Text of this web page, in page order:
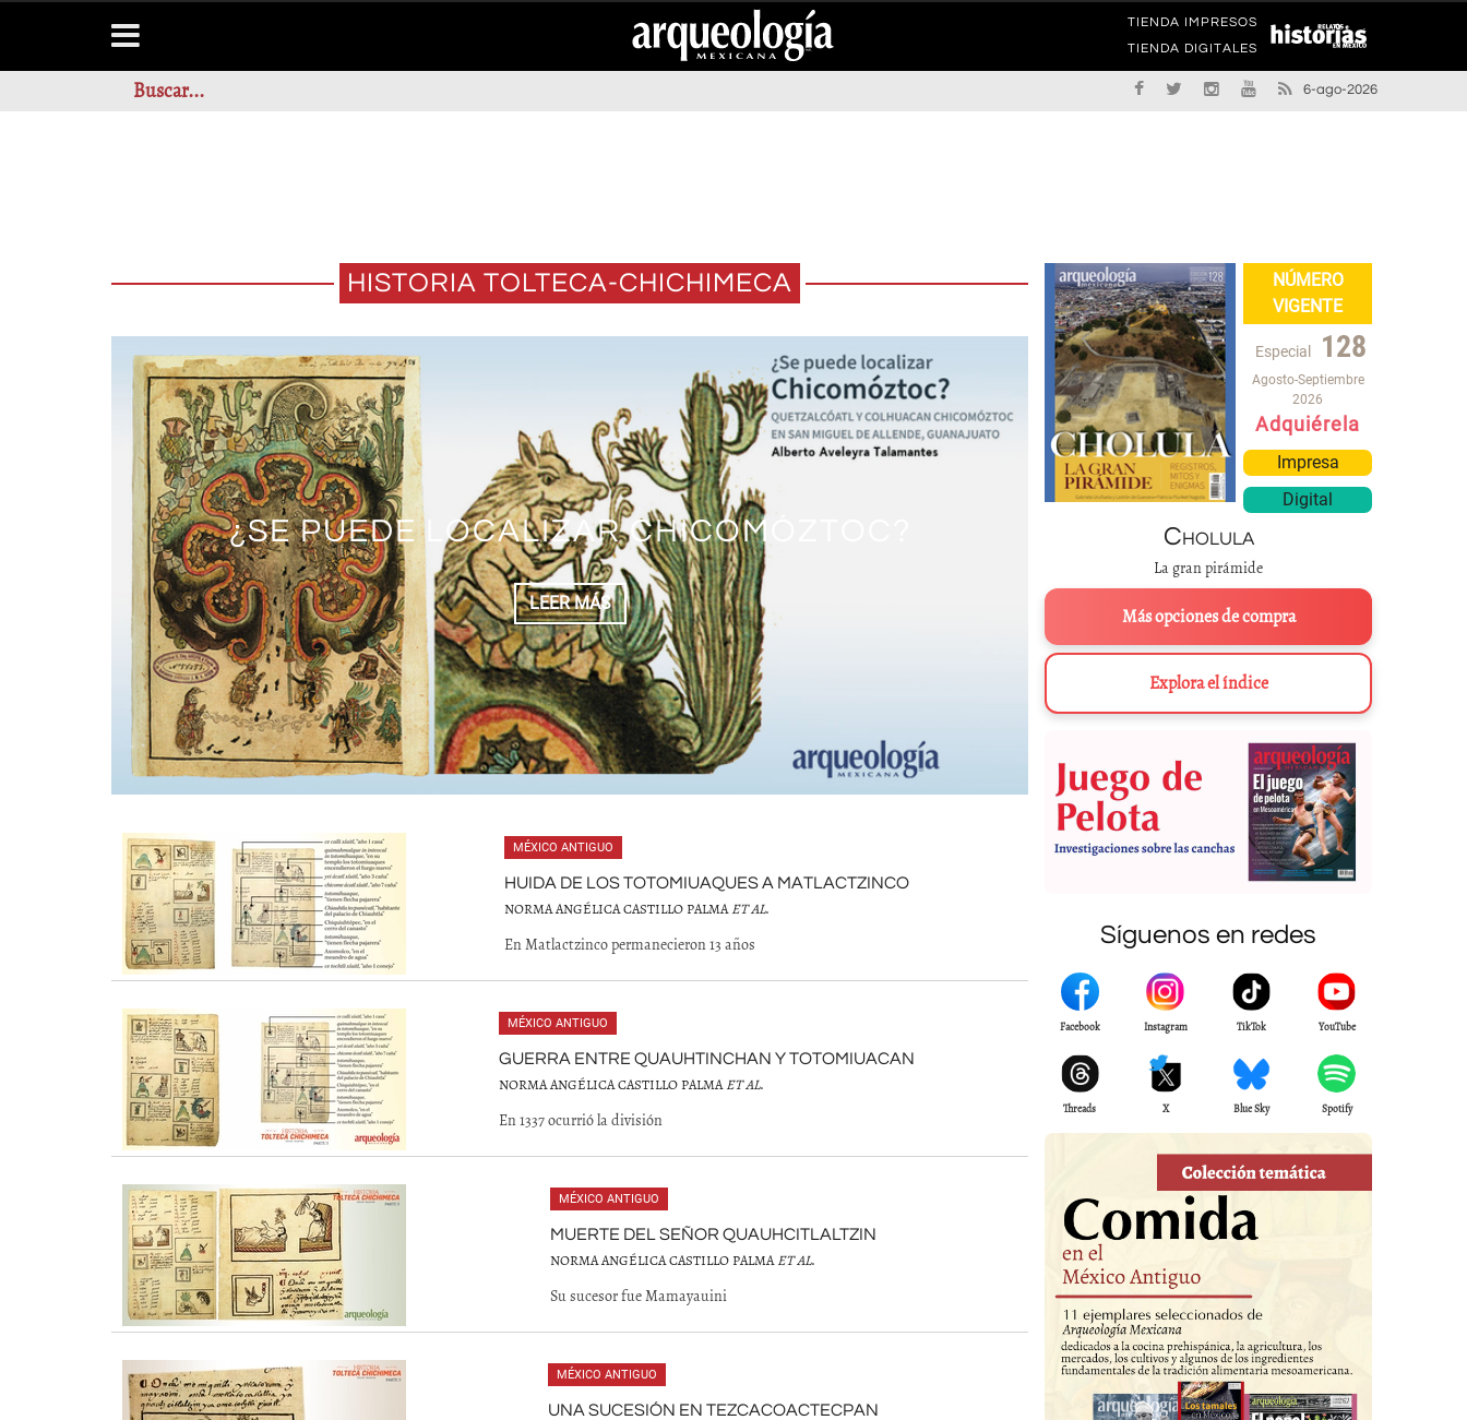
TIENDA IMPRESOS
TIENDA DIGITALES
6-ago-2026
HISTORIA TOLTECA-CHICHIMECA
¿SE PUEDE LOCALIZAR CHICOMÓZTOC?
LEER MÁS
AXAYÁCATL, CONQUISTADOR DE TEPEACA
LEER MÁS
UNA BODA DE LA REALEZA
LEER MÁS
TLATELOLCO CONQUISTA A QUAUHTINCHAN
LEER MÁS
UNA SUCESIÓN EN LA CASA SEÑORIAL DE
MOQUÍHUIX
LEER MÁS
EL SACRIFICIO DE MOCATZIN
LEER MÁS
MÉXICO ANTIGUO
HUIDA DE LOS TOTOMIUAQUES A MATLACTZINCO
NORMA ANGÉLICA CASTILLO PALMAET AL.
En Matlactzinco permanecieron 13 años
MÉXICO ANTIGUO
GUERRA ENTRE QUAUHTINCHAN Y TOTOMIUACAN
NORMA ANGÉLICA CASTILLO PALMAET AL.
En 1337 ocurrió la división
MÉXICO ANTIGUO
MUERTE DEL SEÑOR QUAUHCITLALTZIN
NORMA ANGÉLICA CASTILLO PALMAET AL.
Su sucesor fue Mamayauini
MÉXICO ANTIGUO
UNA SUCESIÓN EN TEZCACOACTECPAN
NÚMERO
VIGENTE
Especial 128
Agosto-Septiembre
2026
Adquiérela
Impresa
Digital
Cholula
La gran pirámide
Más opciones de compra
Explora el índice
Síguenos en redes
Facebook Instagram TikTok YouTube
Threads X Blue Sky Spotify